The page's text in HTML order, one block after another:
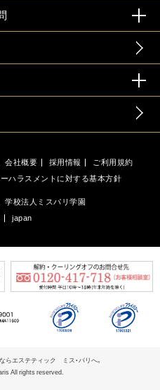
会社概要 採用情報
ご利用規約
ハラスメントに対する基本方針
学校法人ミスパリ学園
japan
らエステティック ミス・パリへ。
All rights reserved.